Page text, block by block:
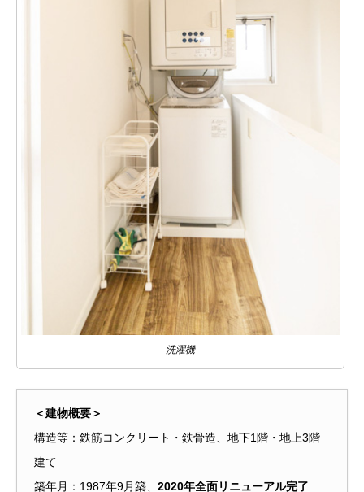
洗濯機
＜建物概要＞
構造等：鉄筋コンクリート・鉄骨造、地下1階・地上3階
建て
築年月：1987年9月築、 2020年全面リニューアル完了